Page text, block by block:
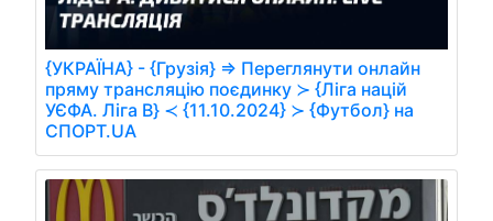
{УКРАЇНА} - {Грузія} ⇒ Переглянути онлайн
пряму трансляцію поєдинку ≻ {Ліга націй
УЄФА. Ліга B} ≺ {11.10.2024} ≻ {Футбол} на
СПОРТ.UA